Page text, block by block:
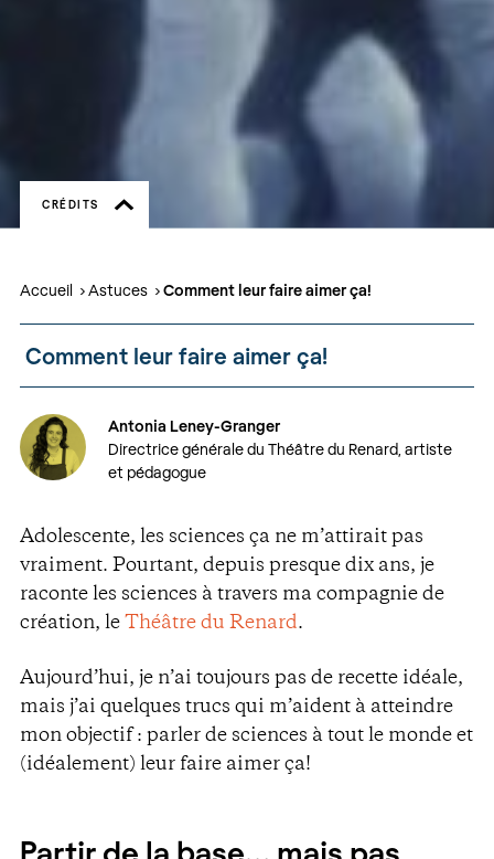
CRÉDITS
Accueil Astuces Comment leur faire aimer ça!
Comment leur faire aimer ça!
Antonia Leney-Granger
Directrice générale du Théâtre du Renard, artiste
et pédagogue
Adolescente, les sciences ça ne m’attirait pas
vraiment. Pourtant, depuis presque dix ans, je
raconte les sciences à travers ma compagnie de
création, le Théâtre du Renard.
Aujourd’hui, je n’ai toujours pas de recette idéale,
mais j’ai quelques trucs qui m’aident à atteindre
mon objectif : parler de sciences à tout le monde et
(idéalement) leur faire aimer ça!
Partir de la base… mais pas